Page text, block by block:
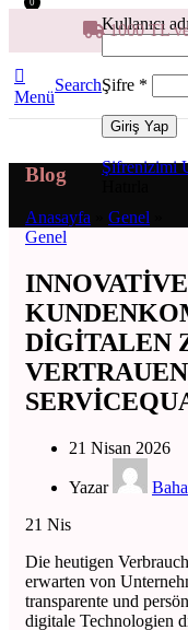
1000 TL
Menü
Search
Kullanıcı
Şifre *
Giriş Yap
Şifrenizimi
Blog
Anasayfa Genel
Genel
INNOVATIVE
DIGITALEN
21 Nisan 2026
Yazar
21 Nis
Die heutigen
erwarten von
transparente und
digitale Technologien
0